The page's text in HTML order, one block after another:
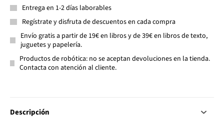
Entrega en 1-2 días laborables
Regístrate y disfruta de descuentos en cada compra
Envío gratis a partir de 19€ en libros y de 39€ en libros de texto,
juguetes y papelería.
Productos de robótica: no se aceptan devoluciones en la tienda.
Contacta con atención al cliente.
Descripción